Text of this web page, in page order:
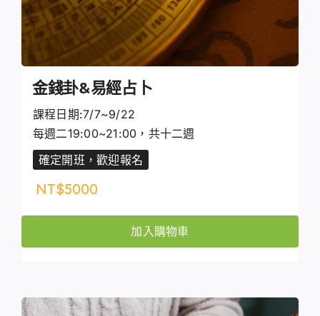
金錢卦&易經占卜
課程日期:7/7~9/22
每週二19:00~21:00，共十二週
確定開班，歡迎報名
NT$5000
加入購物車